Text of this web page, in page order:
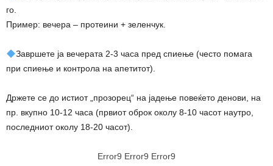
го.
Пример: вечера – протеини + зеленчук.
Завршете ја вечерата 2-3 часа пред спиење (често помага
при спиење и контрола на апетитот).
Држете се до истиот „прозорец“ на јадење повеќето денови, на
пр. вкупно 10-12 часа (првиот оброк околу 8-10 часот наутро,
последниот околу 18-20 часот).
Error9 Error9 Error9